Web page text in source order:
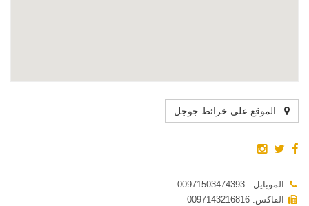
الموقع على خرائط جوجل
الموبايل : 00971503474393
الفاكس: 0097143216816